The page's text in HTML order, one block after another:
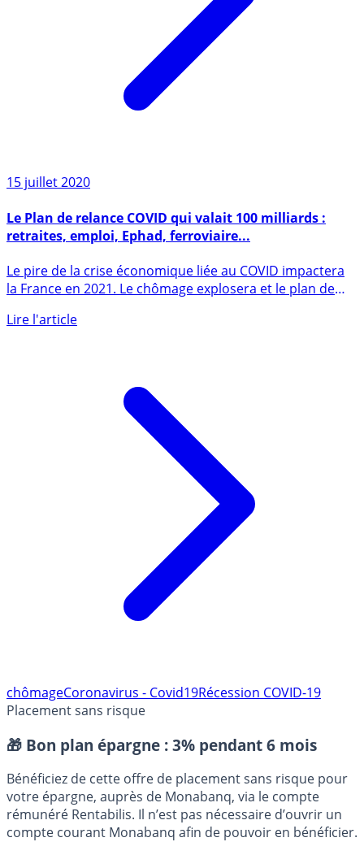
15 juillet 2020
Le Plan de relance COVID qui valait 100 milliards :
retraites, emploi, Ephad, ferroviaire...
la France en 2021. Le chômage explosera et le plan de
Placement sans risque
🎁 Bon plan épargne : 3% pendant 6 mois
Bénéficiez de cette offre de placement sans risque pour
votre épargne, auprès de Monabanq, via le compte